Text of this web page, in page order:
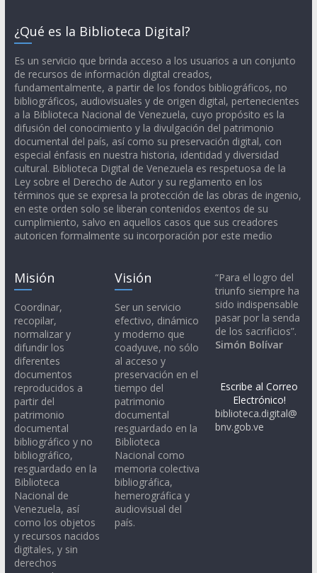
¿Qué es la Biblioteca Digital?
Es un servicio que brinda acceso a los usuarios a un conjunto
de recursos de información digital creados,
fundamentalmente, a partir de los fondos bibliográficos, no
bibliográficos, audiovisuales y de origen digital, pertenecientes
a la Biblioteca Nacional de Venezuela, cuyo propósito es la
difusión del conocimiento y la divulgación del patrimonio
documental del país, así como su preservación digital, con
especial énfasis en nuestra historia, identidad y diversidad
cultural. Biblioteca Digital de Venezuela es respetuosa de la
Ley sobre el Derecho de Autor y su reglamento en los
términos que se expresa la protección de las obras de ingenio,
en este orden solo se liberan contenidos exentos de su
cumplimiento, salvo en aquellos casos que sus creadores
autoricen formalmente su incorporación por este medio
Misión
Coordinar,
recopilar,
normalizar y
difundir los
diferentes
documentos
reproducidos a
partir del
patrimonio
documental
bibliográfico y no
bibliográfico,
resguardado en la
Biblioteca
Nacional de
Venezuela, así
como los objetos
y recursos nacidos
digitales, y sin
derechos
Visión
Ser un servicio
efectivo, dinámico
y moderno que
coadyuve, no sólo
al acceso y
preservación en el
tiempo del
patrimonio
documental
resguardado en la
Biblioteca
Nacional como
memoria colectiva
bibliográfica,
hemerográfica y
audiovisual del
país.
“Para el logro del
triunfo siempre ha
sido indispensable
pasar por la senda
de los sacrificios”.
Simón Bolívar
Escribe al Correo
Electrónico!
biblioteca.digital@
bnv.gob.ve